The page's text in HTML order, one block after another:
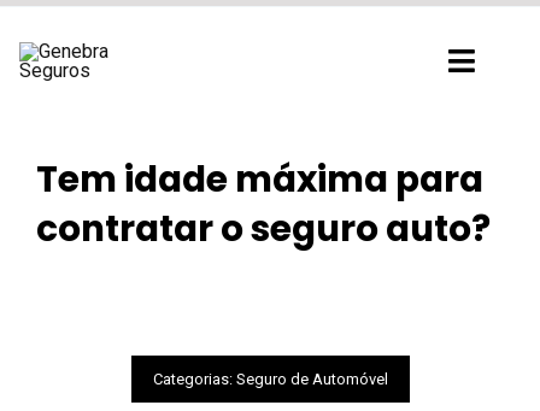
para
Tem idade máxima para
contratar o seguro auto?
Categorias: Seguro de Automóvel